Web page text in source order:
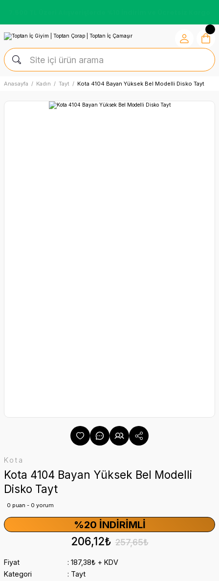
Anasayfa Kadın Tayt Kota 4104 Bayan Yüksek Bel Modelli Disko Tayt
Kota
Kota 4104 Bayan Yüksek Bel Modelli
Disko Tayt
0 puan - 0 yorum
%20 İNDIRIMLI
206,12₺ 257,65₺
Fiyat
187,38₺ + KDV
Kategori
Tayt